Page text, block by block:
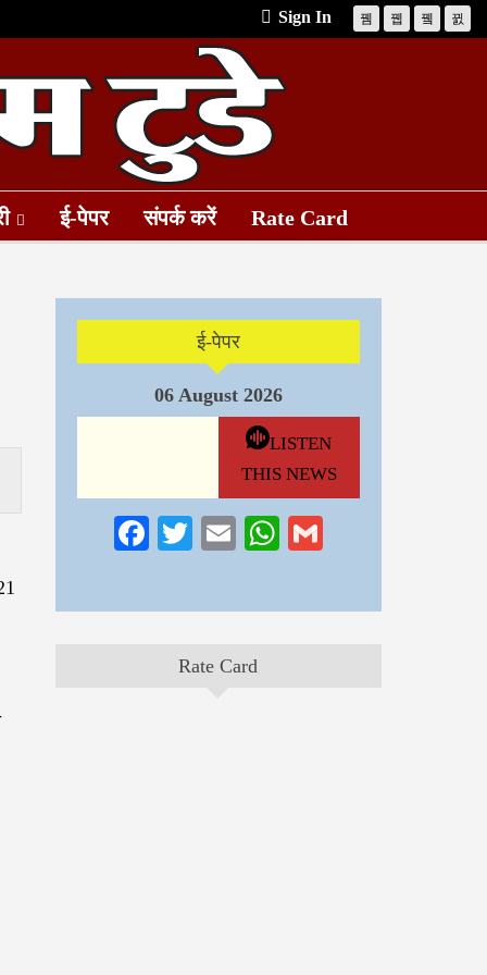
Sign In
ई-पेपर संपर्क करें Rate Card
ई-पेपर
06 August 2026
LISTEN
THIS NEWS
Facebook
TwitterEmailWhatsApp
Rate Card